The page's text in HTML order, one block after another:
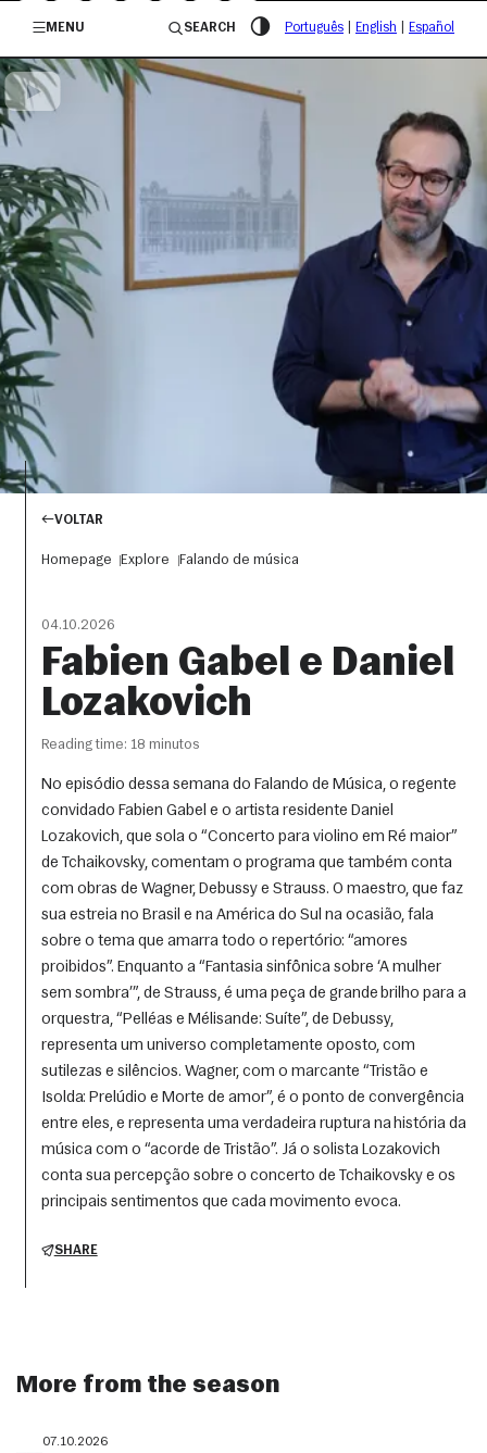
/governosp
MENU
SEARCH Português English Español
VOLTAR
Homepage Explore Falando de música
04.10.2026
Fabien Gabel e Daniel
Lozakovich
Reading time: 18 minutos
No episódio dessa semana do Falando de Música, o regente
convidado Fabien Gabel e o artista residente Daniel
Lozakovich, que sola o “Concerto para violino em Ré maior”
de Tchaikovsky, comentam o programa que também conta
com obras de Wagner, Debussy e Strauss. O maestro, que faz
sua estreia no Brasil e na América do Sul na ocasião, fala
sobre o tema que amarra todo o repertório: “amores
proibidos”. Enquanto a “Fantasia sinfônica sobre ‘A mulher
sem sombra’”, de Strauss, é uma peça de grande brilho para a
orquestra, “Pelléas e Mélisande: Suíte”, de Debussy,
representa um universo completamente oposto, com
sutilezas e silêncios. Wagner, com o marcante “Tristão e
Isolda: Prelúdio e Morte de amor”, é o ponto de convergência
entre eles, e representa uma verdadeira ruptura na história da
música com o “acorde de Tristão”. Já o solista Lozakovich
conta sua percepção sobre o concerto de Tchaikovsky e os
principais sentimentos que cada movimento evoca.
SHARE
More from the season
07.10.2026